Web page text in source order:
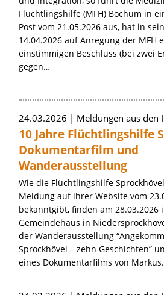
Flüchtlingshilfe (MFH) Bochum in
Post vom 21.05.2026 aus, hat in
14.04.2026 auf Anregung der MFH
einstimmigen Beschluss (bei zwei
gegen…
24.03.2026 Meldungen aus den
10 Jahre Flüchtlingshilfe
Dokumentarfilm und
Wanderausstellung
Wie die Flüchtlingshilfe
Meldung auf ihrer Website vom
bekanntgibt, finden am 28.03.2026
Gemeindehaus in
der Wanderausstellung
Sprockhövel – zehn Geschichten”
eines Dokumentarfilms von